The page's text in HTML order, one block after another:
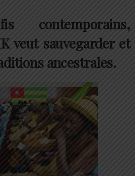
contemporains,
veut sauvegarder et
ancestrales.